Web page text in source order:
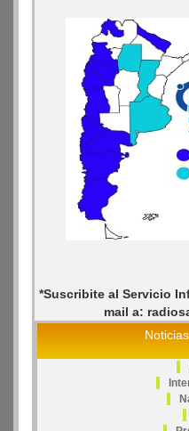
*Suscribite al Servicio
mail a: